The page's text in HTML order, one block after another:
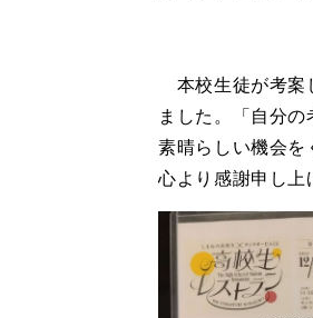
本校生徒が考案
ました。「自分
素晴らしい機会
心より感謝申し上